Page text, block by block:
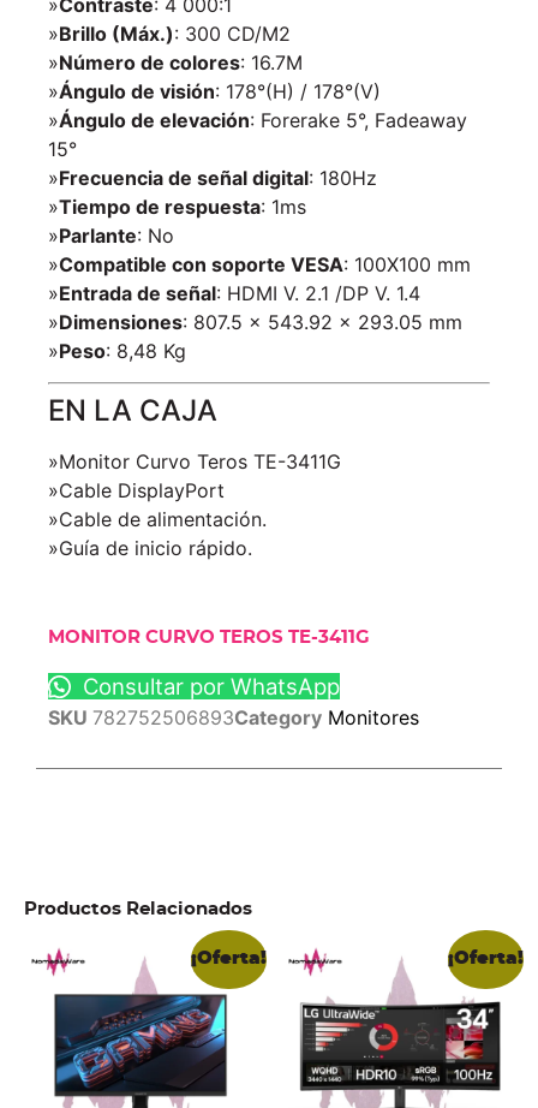
»Brillo (Máx.): 300 CD/M2
»Número de colores: 16.7M
»Ángulo de visión: 178°(H) / 178°(V)
»Ángulo de elevación: Forerake 5°, Fadeaway
15°
»Frecuencia de señal digital: 180Hz
»Tiempo de respuesta: 1ms
»Parlante: No
»Compatible con soporte VESA: 100X100 mm
»Entrada de señal: HDMI V. 2.1 /DP V. 1.4
»Dimensiones: 807.5 x 543.92 x 293.05 mm
»Peso: 8,48 Kg
EN LA CAJA
»Monitor Curvo Teros TE-3411G
»Cable DisplayPort
»Cable de alimentación.
»Guía de inicio rápido.
MONITOR CURVO TEROS TE-3411G
Consultar por WhatsApp
SKU 782752506893Category Monitores
Productos Relacionados
¡Oferta! ¡Oferta!